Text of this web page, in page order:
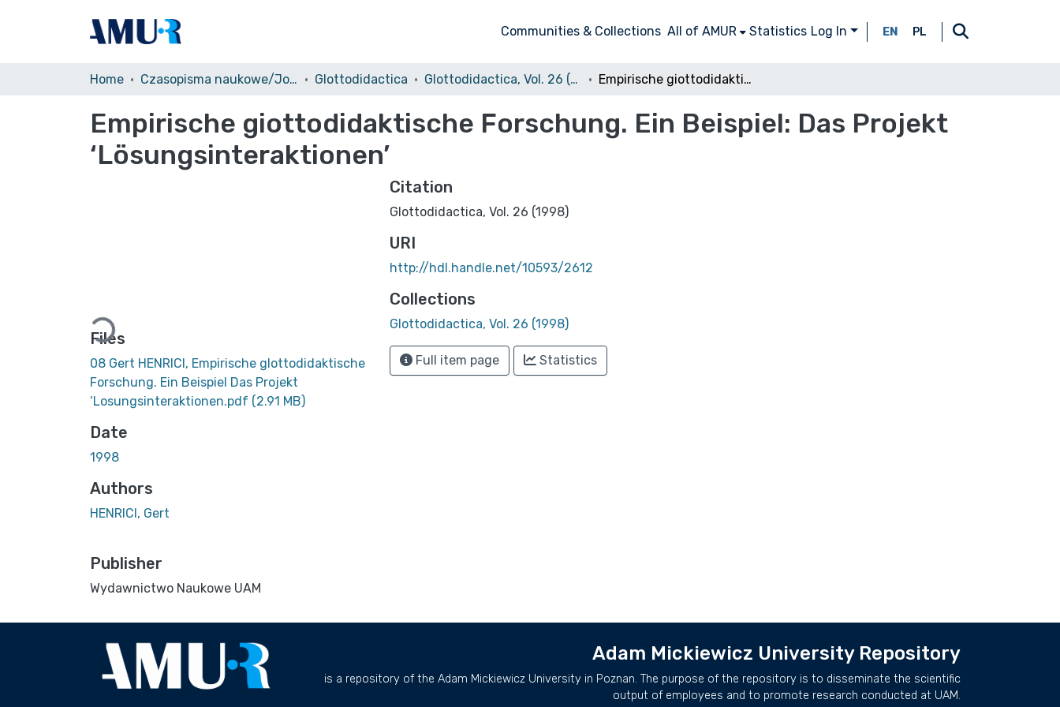
Communities & Collections All of AMUR Statistics Log In EN PL
Home Czasopisma naukowe/Journals Glottodidactica Glottodidactica, Vol. 26 (1998) Empirische giottodidaktische Forschung. Ein Beispiel: Das Projekt ‘Lösungsinteraktionen’
Empirische giottodidaktische Forschung. Ein Beispiel: Das Projekt
‘Lösungsinteraktionen’
Loading...
Files
08 Gert HENRICI, Empirische glottodidaktische
Forschung. Ein Beispiel Das Projekt
‘Losungsinteraktionen.pdf (2.91 MB)
Date
1998
Authors
HENRICI, Gert
Publisher
Wydawnictwo Naukowe UAM
Citation
Glottodidactica, Vol. 26 (1998)
URI
http://hdl.handle.net/10593/2612
Collections
Glottodidactica, Vol. 26 (1998)
Full item page Statistics
Adam Mickiewicz University Repository
is a repository of the Adam Mickiewicz University in Poznan. The purpose of the repository is to disseminate the scientific
output of employees and to promote research conducted at UAM.